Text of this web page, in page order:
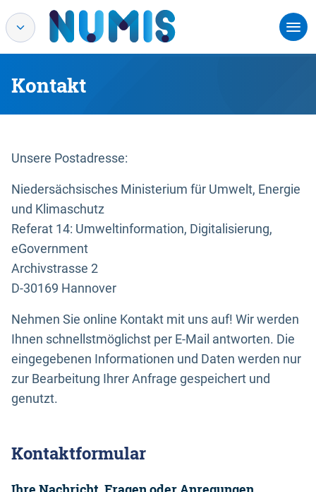
Kontakt
Unsere Postadresse:
Niedersächsisches Ministerium für Umwelt, Energie
und Klimaschutz
Referat 14: Umweltinformation, Digitalisierung,
eGovernment
Archivstrasse 2
D-30169 Hannover
Nehmen Sie online Kontakt mit uns auf! Wir werden
Ihnen schnellstmöglichst per E-Mail antworten. Die
eingegebenen Informationen und Daten werden nur
zur Bearbeitung Ihrer Anfrage gespeichert und
genutzt.
Kontaktformular